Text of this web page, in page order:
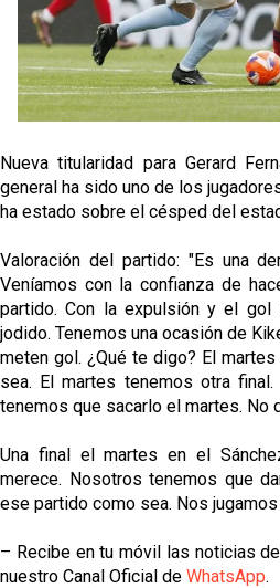
Oso es el siguiente en la
Banquillos confirmados: así
Celta y Rayo agitan el
Previa | El Sevilla FC cierra
exigente choque ante el
Nueva titularidad para Gerard
general ha sido uno de los
ha estado sobre el césped del
Valoración del partido: "Es una
Veníamos con la confianza de
partido. Con la expulsión y el
jodido. Tenemos una ocasión de
meten gol. ¿Qué te digo? El
sea. El martes tenemos otra
tenemos que sacarlo el martes. No
Una final el martes en el
merece. Nosotros tenemos que
ese partido como sea. Nos jugamos
– Recibe en tu móvil las noticias
nuestro Canal Oficial de WhatsApp.